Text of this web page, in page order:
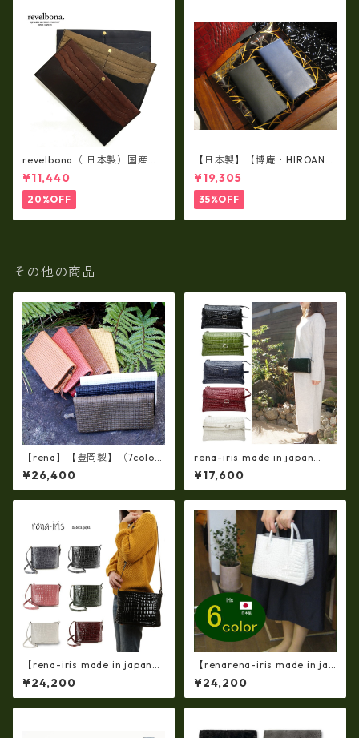
revelbona（ 日本製）国産牛
革製・お札入れ ロングウォ
レット rl-001
¥11,440
20%OFF
【日本製】【博庵・HIROAN】
最高級牛革（ボーテッド）札
入れ・長財布 ha-21535
¥19,305
35%OFF
その他の商品
【rena】【豊岡製】（7colo
r）佐賀牛革（素上げメッシュ
タイプ）オイルレザーラウン
ドファスナー 長財布【FB-00
¥26,400
rena-iris made in japan
【日本製】牛革製品・エナメ
ルクロコ・お財布ショルダー
（横型・三層式）ir-666-a
¥17,600
【rena-iris made in japan】
牛革製品・エナメルクロコ・
ショルダーバッグ(日本製）ir-
4042
¥24,200
【renarena-iris made in jap
an】【日本製】（6・color)牛
革製品・エナメルクロコ・パ
ーティバッグ ir-663
¥24,200